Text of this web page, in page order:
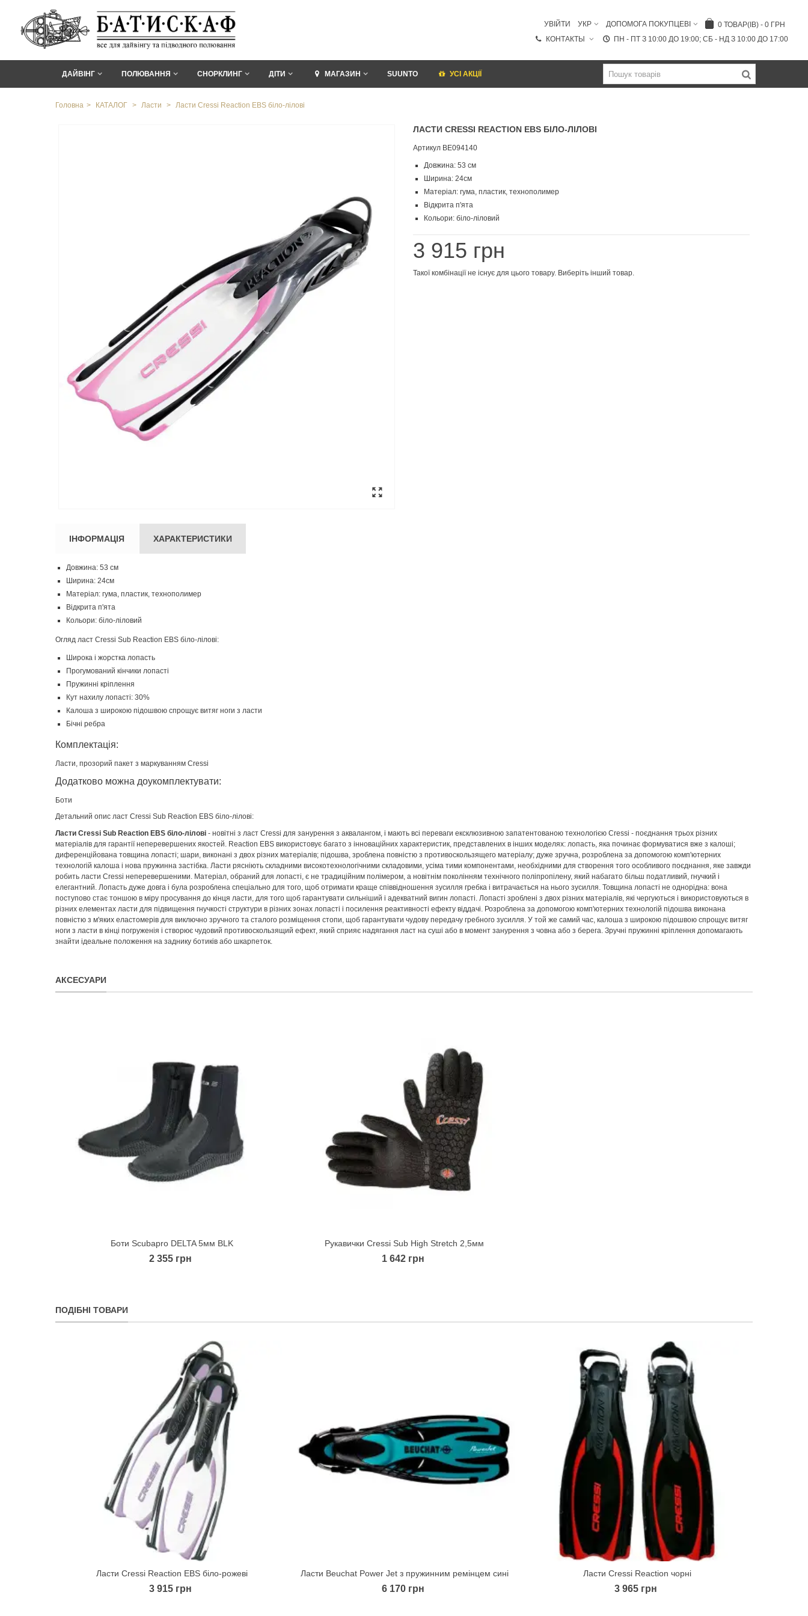
0 ТОВАР(ІВ) - 0 ГРН
ДОПОМОГА ПОКУПЦЕВІ
УКР
УВІЙТИ
ПН - ПТ З 10:00 ДО 19:00; СБ - НД З 10:00 ДО 17:00
КОНТАКТЫ
ДАЙВІНГ ПОЛЮВАННЯ СНОРКЛИНГ ДІТИ МАГАЗИН SUUNTO УСI АКЦІЇ
Головна > КАТАЛОГ > Ласти > Ласти Cressi Reaction EBS біло-лілові
ЛАСТИ CRESSI REACTION EBS БІЛО-ЛІЛОВІ
Артикул BE094140
Довжина: 53 см
Ширина: 24см
Матеріал: гума, пластик, технополимер
Відкрита п'ята
Кольори: біло-ліловий
3 915 грн
Такої комбінації не існує для цього товару. Виберіть інший товар.
ІНФОРМАЦІЯ ХАРАКТЕРИСТИКИ
Довжина: 53 см
Ширина: 24см
Матеріал: гума, пластик, технополимер
Відкрита п'ята
Кольори: біло-ліловий
Огляд ласт Cressi Sub Reaction EBS біло-лілові:
Широка і жорстка лопасть
Прогумований кінчики лопасті
Пружинні кріплення
Кут нахилу лопасті: 30%
Калоша з широкою підошвою спрощує витяг ноги з ласти
Бічні ребра
Комплектація:
Ласти, прозорий пакет з маркуванням Cressi
Додатково можна доукомплектувати:
Боти
Детальний опис ласт Cressi Sub Reaction EBS біло-лілові:
Ласти Cressi Sub Reaction EBS біло-лілові - новітні з ласт Cressi для занурення з аквалангом, і мають всі переваги ексклюзивною запатентованою технологією Cressi - поєднання трьох різних
матеріалів для гарантії неперевершених якостей. Reaction EBS використовує багато з інноваційних характеристик, представлених в інших моделях: лопасть, яка починає формуватися вже з калоші;
диференційована товщина лопасті; шари, виконані з двох різних матеріалів; підошва, зроблена повністю з противоскользящего матеріалу; дуже зручна, розроблена за допомогою комп'ютерних
технологій калоша і нова пружинна застібка. Ласти рясніють складними високотехнологічними складовими, усіма тими компонентами, необхідними для створення того особливого поєднання, яке завжди
робить ласти Cressi неперевершеними. Матеріал, обраний для лопасті, є не традиційним полімером, а новітнім поколінням технічного поліпропілену, який набагато більш податливий, гнучкий і
елегантний. Лопасть дуже довга і була розроблена спеціально для того, щоб отримати краще співвідношення зусилля гребка і витрачається на нього зусилля. Товщина лопасті не однорідна: вона
поступово стає тоншою в міру просування до кінця ласти, для того щоб гарантувати сильніший і адекватний вигин лопасті. Лопасті зроблені з двох різних матеріалів, які чергуються і використовуються в
різних елементах ласти для підвищення гнучкості структури в різних зонах лопасті і посилення реактивності ефекту віддачі. Розроблена за допомогою комп'ютерних технологій підошва виконана
повністю з м'яких еластомерів для виключно зручного та сталого розміщення стопи, щоб гарантувати чудову передачу гребного зусилля. У той же самий час, калоша з широкою підошвою спрощує витяг
ноги з ласти в кінці погруженія і створює чудовий противоскользящий ефект, який сприяє надягання ласт на суші або в момент занурення з човна або з берега. Зручні пружинні кріплення допомагають
знайти ідеальне положення на заднику ботиків або шкарпеток.
АКСЕСУАРИ
Quick view
Боти Scubapro DELTA 5мм BLK
2 355 грн
Quick view
Рукавички Cressi Sub High Stretch 2,5мм
1 642 грн
ПОДІБНІ ТОВАРИ
Quick view
Ласти Cressi Reaction EBS біло-рожеві
3 915 грн
Quick view
Ласти Beuchat Power Jet з пружинним ремінцем сині
6 170 грн
Quick view
Ласти Cressi Reaction чорні
3 965 грн